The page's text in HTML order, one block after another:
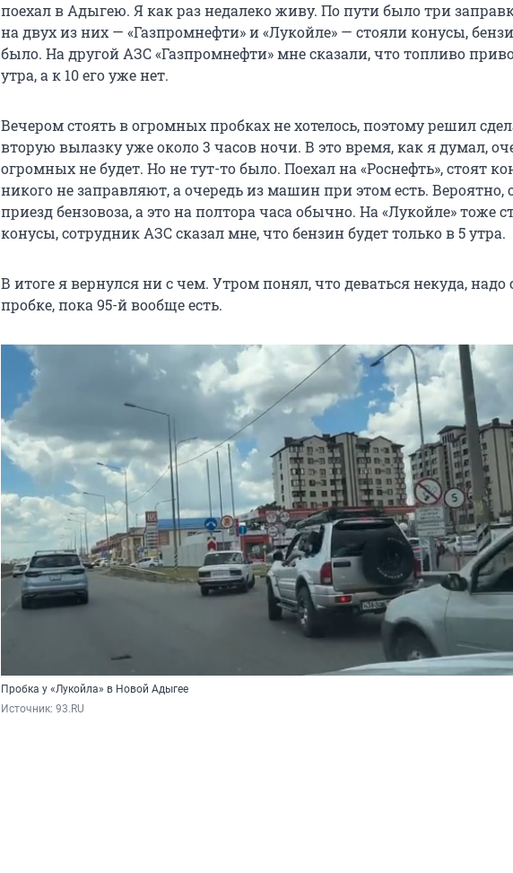
поехал в Адыгею. Я как раз недалеко живу. По пути было три
на двух из них — «Газпромнефти» и «Лукойле» — стояли конусы,
было. На другой АЗС «Газпромнефти» мне сказали, что топливо
утра, а к 10 его уже нет.
Вечером стоять в огромных пробках не хотелось, поэтому решил
вторую вылазку уже около 3 часов ночи. В это время, как я думал,
огромных не будет. Но не тут-то было. Поехал на «Роснефть», стоят
никого не заправляют, а очередь из машин при этом есть. Вероятно,
приезд бензовоза, а это на полтора часа обычно. На «Лукойле» тоже
конусы, сотрудник АЗС сказал мне, что бензин будет только в 5 утра.
В итоге я вернулся ни с чем. Утром понял, что деваться некуда, надо
пробке, пока 95-й вообще есть.
Пробка у «Лукойла» в Новой Адыгее
Источник: 93.RU